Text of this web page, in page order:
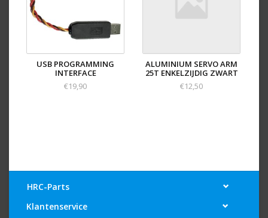
USB PROGRAMMING
INTERFACE
€19,90
ALUMINIUM SERVO ARM
25T ENKELZIJDIG ZWART
€12,50
HRC-Parts
Klantenservice